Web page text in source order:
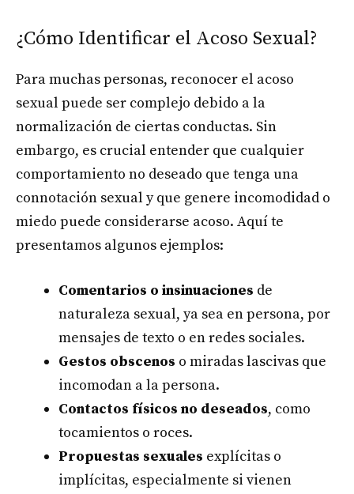
¿Cómo Identificar el Acoso Sexual?
Para muchas personas, reconocer el acoso
sexual puede ser complejo debido a la
normalización de ciertas conductas. Sin
embargo, es crucial entender que cualquier
comportamiento no deseado que tenga una
connotación sexual y que genere incomodidad o
miedo puede considerarse acoso. Aquí te
presentamos algunos ejemplos:
Comentarios o insinuaciones de
naturaleza sexual, ya sea en persona, por
mensajes de texto o en redes sociales.
Gestos obscenos o miradas lascivas que
incomodan a la persona.
Contactos físicos no deseados, como
tocamientos o roces.
Propuestas sexuales explícitas o
implícitas, especialmente si vienen